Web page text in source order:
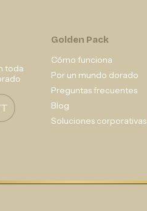
toda
Golden Pack
Cómo funciona
Por un mundo dorado
Preguntas frecuentes
Blog
Soluciones corporativas